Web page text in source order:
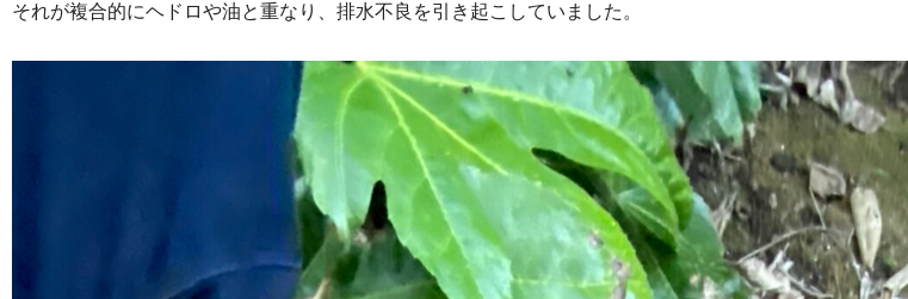
それが複合的にヘドロや油と重なり、排水不良を引き起こしていました。